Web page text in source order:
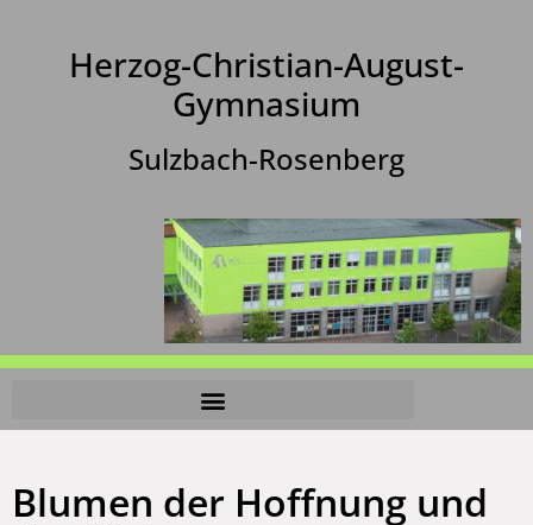
Herzog-Christian-August-
Gymnasium
Sulzbach-Rosenberg
Blumen der Hoffnung und